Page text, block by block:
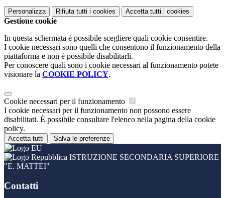
Personalizza Rifiuta tutti i cookies Accetta tutti i cookies
Gestione cookie
In questa schermata è possibile scegliere quali cookie consentire.
I cookie necessari sono quelli che consentono il funzionamento della
piattaforma e non è possibile disabilitarli.
Per conoscere quali sono i cookie necessari al funzionamento potete
visionare la COOKIE POLICY.
Cookie necessari per il funzionamento
I cookie necessari per il funzionamento non possono essere
disabilitati. È possibile consultare l'elenco nella pagina della cookie
policy.
Accetta tutti Salva le preferenze
ISTRUZIONE SECONDARIA SUPERIORE
"E. MATTEI"
Contatti